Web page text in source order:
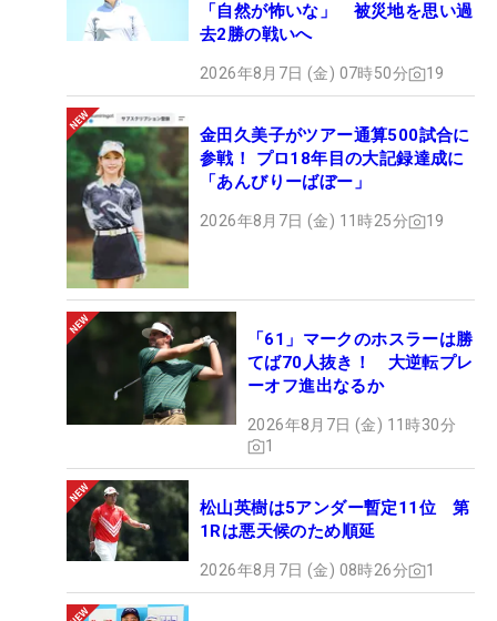
「自然が怖いな」 被災地を思い過
去2勝の戦いへ
2026年8月7日 (金) 07時50分 19
金田久美子がツアー通算500試合に
参戦！ プロ18年目の大記録達成に
「あんびりーばぼー」
2026年8月7日 (金) 11時25分 19
「61」マークのホスラーは勝
てば70人抜き！ 大逆転プレ
ーオフ進出なるか
2026年8月7日 (金) 11時30分
1
松山英樹は5アンダー暫定11位 第
1Rは悪天候のため順延
2026年8月7日 (金) 08時26分 1